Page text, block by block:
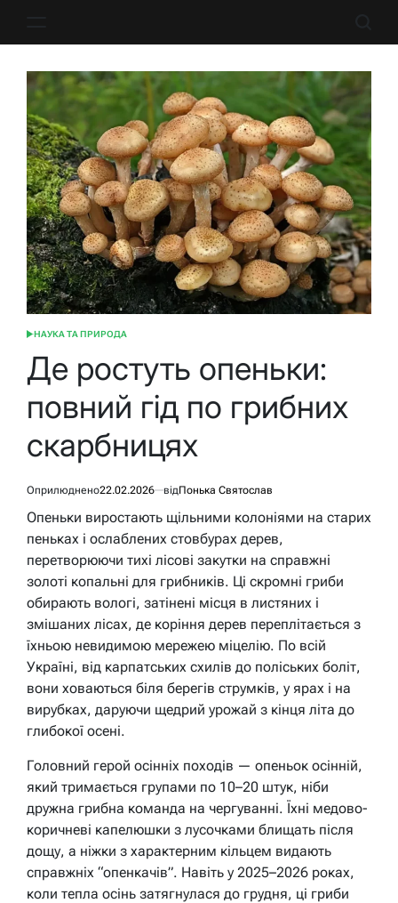
ОПУБЛІКУВАТИ
НАУКА ТА ПРИРОДА
Де ростуть опеньки:
повний гід по грибних
скарбницях
Оприлюднено22.02.2026 відПонька Святослав
Опеньки виростають щільними колоніями на старих
пеньках і ослаблених стовбурах дерев,
перетворюючи тихі лісові закутки на справжні
золоті копальні для грибників. Ці скромні гриби
обирають вологі, затінені місця в листяних і
змішаних лісах, де коріння дерев переплітається з
їхньою невидимою мережею міцелію. По всій
Україні, від карпатських схилів до поліських боліт,
вони ховаються біля берегів струмків, у ярах і на
вирубках, даруючи щедрий урожай з кінця літа до
глибокої осені.
Головний герой осінніх походів — опеньок осінній,
який тримається групами по 10–20 штук, ніби
дружна грибна команда на чергуванні. Їхні медово-
коричневі капелюшки з лусочками блищать після
дощу, а ніжки з характерним кільцем видають
справжніх “опенкачів”. Навіть у 2025–2026 роках,
коли тепла осінь затягнулася до грудня, ці гриби